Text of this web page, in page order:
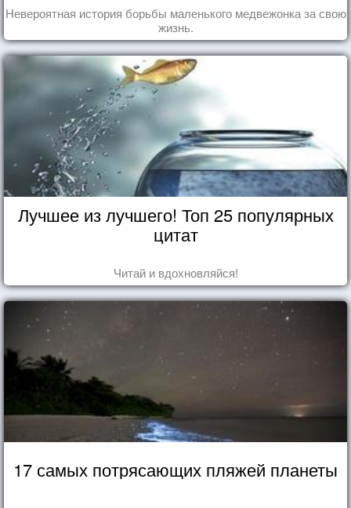
Невероятная история борьбы маленького медвежонка за свою
жизнь.
Лучшее из лучшего! Топ 25 популярных
цитат
Читай и вдохновляйся!
17 самых потрясающих пляжей планеты